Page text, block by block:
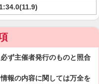
1:34.0(11.9)
ず主催者発行のものと照合
報の内容に関しては万全を